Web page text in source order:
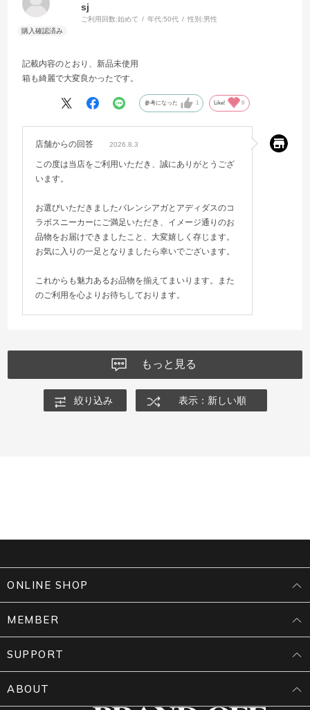
sj
ご利用回数:始めて 年代:50代 性別:男性
記載内容のとおり、新品未使用
箱も綺麗で大変良かったです。
参考になった 1 Like! 0
店舗からの回答 2026.8.3
この度は当店をご利用いただき、誠にありがとうござ
います。
お選びいただきましたバレンシアガとアディダスのコ
ラボスニーカーにご満足いただき、イメージ通りのお
品物をお届けできましたこと、大変嬉しく存じます。
お気に入りの一足となりましたら幸いでございます。
これからも魅力あるお品物を揃えてまいります。また
のご利用を心よりお待ちしております。
もっと見る
絞り込み 表示：新しい順
ONLINE SHOP
MEMBER
SUPPORT
ABOUT